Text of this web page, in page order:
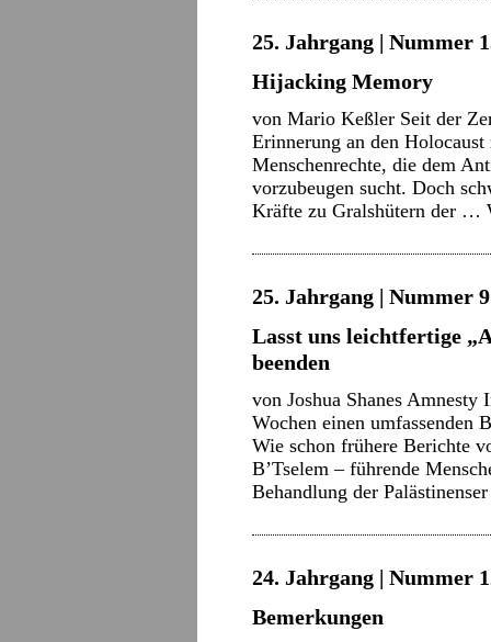
25. Jahrgang | Nummer
Hijacking Memory
von Mario Keßler Seit der
Erinnerung an den
Menschenrechte, die dem
vorzubeugen sucht. Doch
Kräfte zu Gralshütern der …
25. Jahrgang | Nummer
Lasst uns leichtfertige
beenden
von Joshua Shanes
Wochen einen umfassenden
Wie schon frühere Berichte
B’Tselem – führende
Behandlung der
24. Jahrgang | Nummer
Bemerkungen